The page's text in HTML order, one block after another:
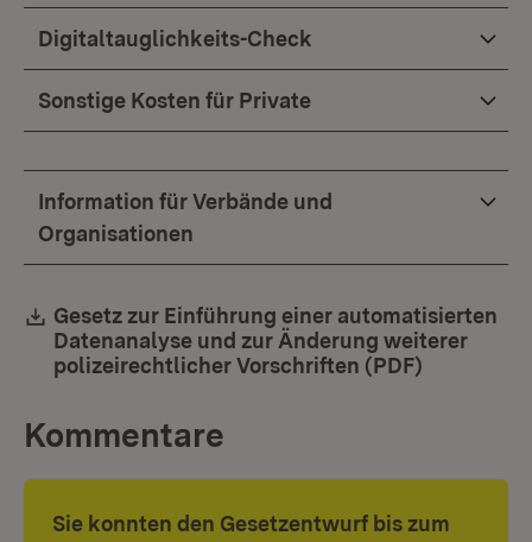
Digitaltauglichkeits-Check
Sonstige Kosten für Private
Information für Verbände und
Organisationen
Download:
Gesetz zur Einführung einer automatisierten
Datenanalyse und zur Änderung weiterer
polizeirechtlicher Vorschriften (PDF)
Kommentare
Sie konnten den Gesetzentwurf bis zum